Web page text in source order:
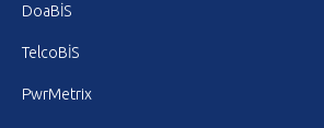
DoaBİS
TelcoBİS
PwrMetrix